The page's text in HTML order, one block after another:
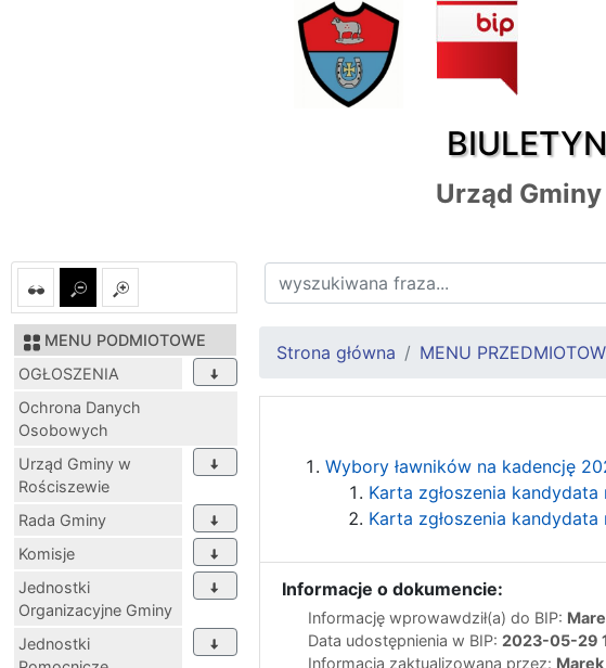
Urząd
MENU PODMIOTOWE
OGŁOSZENIA
Ochrona Danych
Osobowych
Urząd Gminy w
Rościszewie
Rada Gminy
Komisje
Jednostki
Organizacyjne Gminy
Jednostki
Strona główna MENU
Wybory ławników na kadencję
Karta zgłoszenia kandydata
Karta zgłoszenia kandydata
Informacje o dokumencie:
Informację wprowawdził(a) do BIP:
Data udostępnienia w BIP: 2023-05-29
Informacja zaktualizowana przez: